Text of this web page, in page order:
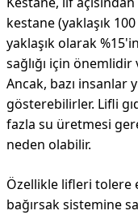
kestane (yaklaşık
yaklaşık olarak
sağlığı için
Ancak, bazı insanlar
gösterebilirler. Lifli
fazla su üretmesi
neden olabilir.
Özellikle lifleri tolere
bağırsak sistemine